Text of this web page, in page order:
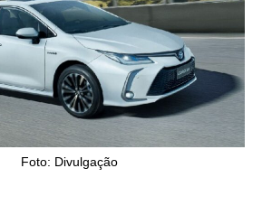
Foto: Divulgação